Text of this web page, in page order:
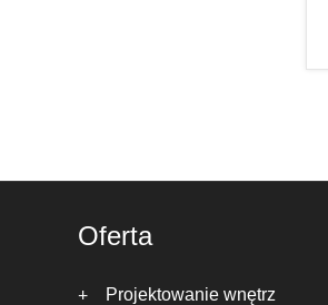
Oferta
Projektowanie wnętrz